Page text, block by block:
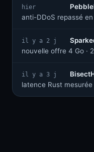
hier
anti-DDoS repassé
il y a 2 j
nouvelle offre 4 Go ·
il y a 3 j
latence Rust mesurée